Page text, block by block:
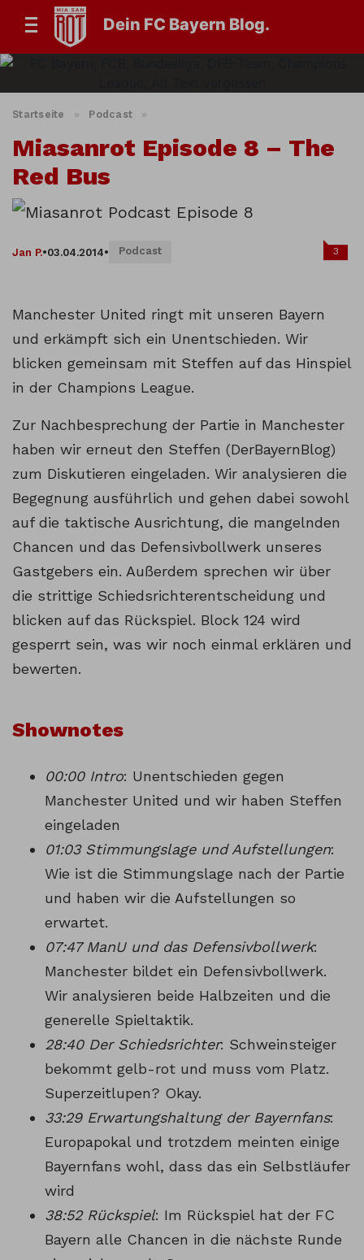
Dein FC Bayern Blog.
Startseite » Podcast »
Miasanrot Episode 8 – The
Red Bus
Jan P.•03.04.2014• Podcast 3
Manchester United ringt mit unseren Bayern
und erkämpft sich ein Unentschieden. Wir
blicken gemeinsam mit Steffen auf das Hinspiel
in der Champions League.
Zur Nachbesprechung der Partie in Manchester
haben wir erneut den Steffen (DerBayernBlog)
zum Diskutieren eingeladen. Wir analysieren die
Begegnung ausführlich und gehen dabei sowohl
auf die taktische Ausrichtung, die mangelnden
Chancen und das Defensivbollwerk unseres
Gastgebers ein. Außerdem sprechen wir über
die strittige Schiedsrichterentscheidung und
blicken auf das Rückspiel. Block 124 wird
gesperrt sein, was wir noch einmal erklären und
bewerten.
Shownotes
00:00 Intro: Unentschieden gegen
Manchester United und wir haben Steffen
eingeladen
01:03 Stimmungslage und Aufstellungen:
Wie ist die Stimmungslage nach der Partie
und haben wir die Aufstellungen so
erwartet.
07:47 ManU und das Defensivbollwerk:
Manchester bildet ein Defensivbollwerk.
Wir analysieren beide Halbzeiten und die
generelle Spieltaktik.
28:40 Der Schiedsrichter: Schweinsteiger
bekommt gelb-rot und muss vom Platz.
Superzeitlupen? Okay.
33:29 Erwartungshaltung der Bayernfans:
Europapokal und trotzdem meinten einige
Bayernfans wohl, dass das ein Selbstläufer
wird
38:52 Rückspiel: Im Rückspiel hat der FC
Bayern alle Chancen in die nächste Runde